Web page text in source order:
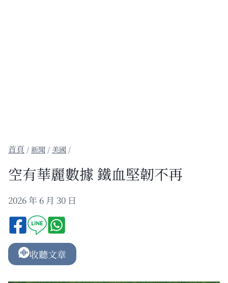
/新聞 / 美國 /
空有華麗數據 鐵血堅韌不再
2026 年 6 月 30 日
收聽文章